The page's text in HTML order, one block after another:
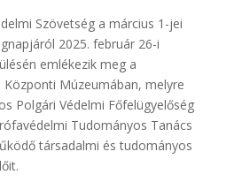
Szövetség a március 1-jei
2025. február 26-i
emlékezik meg a
Múzeumában, melyre
Polgári Védelmi Főfelügyelőség
Tudományos Tanács
társadalmi és tudományos